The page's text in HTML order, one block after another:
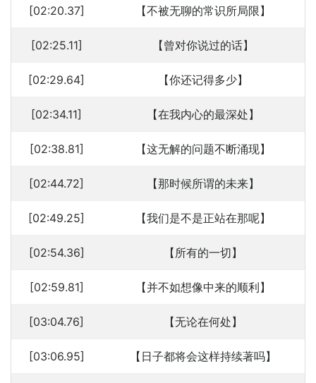
[02:20.37] 【不被无聊的常识所局限】
[02:25.11] 【曾对你说过的话】
[02:29.64] 【你还记得多少】
[02:34.11] 【在我内心的最深处】
[02:38.81] 【这无解的问题不断涌现】
[02:44.72] 【那时候所谓的未来】
[02:49.25] 【我们是不是正站在那呢】
[02:54.36] 【所有的一切】
[02:59.81] 【并不如想像中来的顺利】
[03:04.76] 【无论在何处】
[03:06.95] 【日子都将会这样持续著吗】